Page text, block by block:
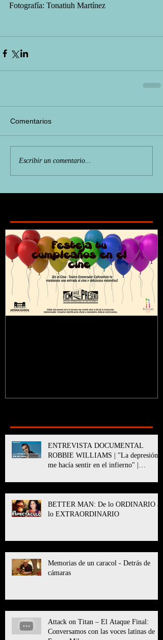
Fotografía: Tonatiuh Martínez
Comentarios
Escribir un comentario...
ENTREVISTA DOCUMENTAL
ROBBIE WILLIAMS | "La depresión
me hacía sentir en el infierno" |
BETTER MAN: De lo ORDINARIO a
lo EXTRAORDINARIO
Memorias de un caracol - Detrás de
cámaras
Attack on Titan – El Ataque Final:
Conversamos con las voces latinas de